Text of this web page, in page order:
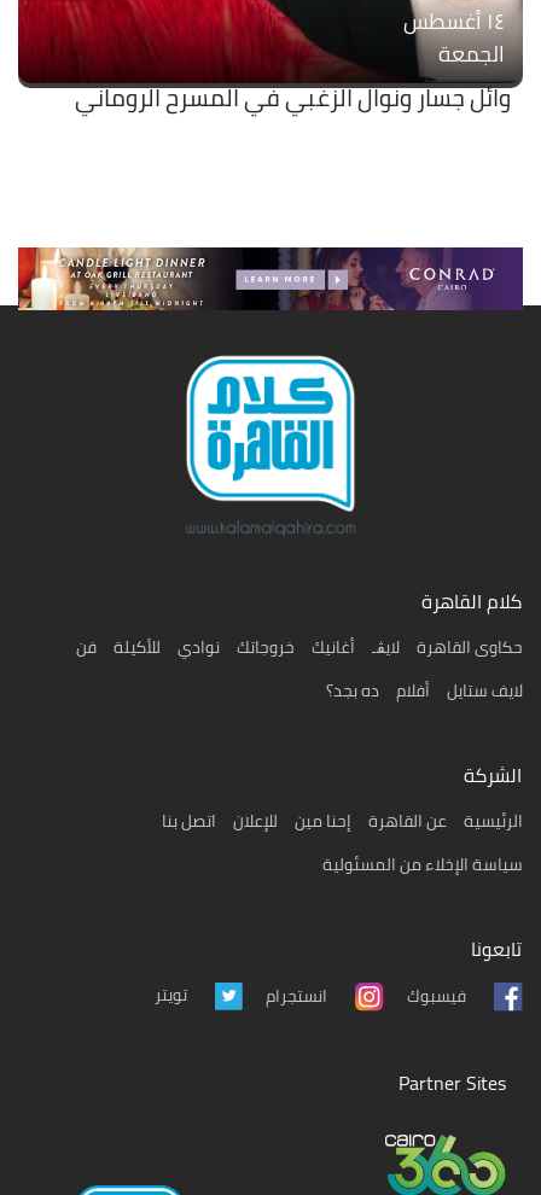
۱٤ أغسطس
الجمعة
وائل جسار ونوال الزغبي في المسرح الروماني
كلام القاهرة
حكاوى القاهرة لايڨـ أغانيك خروجاتك نوادي للأكيلة فن
لايف ستايل أفلام ده بجد؟
الشركة
الرئيسية عن القاهرة إحنا مين للإعلان اتصل بنا
سياسة الإخلاء من المسئولية
تابعونا
فيسبوك انستجرام تويتر
Partner Sites